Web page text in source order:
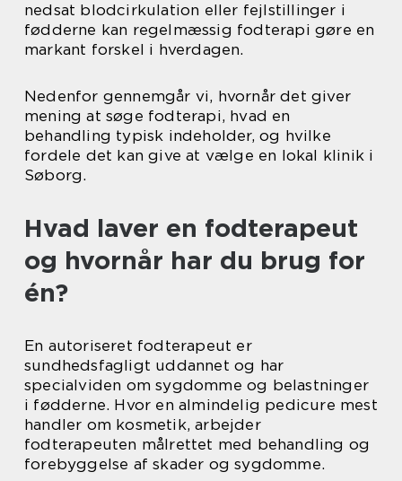
nedsat blodcirkulation eller fejlstillinger i
fødderne kan regelmæssig fodterapi gøre en
markant forskel i hverdagen.
Nedenfor gennemgår vi, hvornår det giver
mening at søge fodterapi, hvad en
behandling typisk indeholder, og hvilke
fordele det kan give at vælge en lokal klinik i
Søborg.
Hvad laver en fodterapeut
og hvornår har du brug for
én?
En autoriseret fodterapeut er
sundhedsfagligt uddannet og har
specialviden om sygdomme og belastninger
i fødderne. Hvor en almindelig pedicure mest
handler om kosmetik, arbejder
fodterapeuten målrettet med behandling og
forebyggelse af skader og sygdomme.